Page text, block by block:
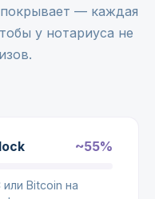
— каждая
у нотариуса не
~55%
Bitcoin на